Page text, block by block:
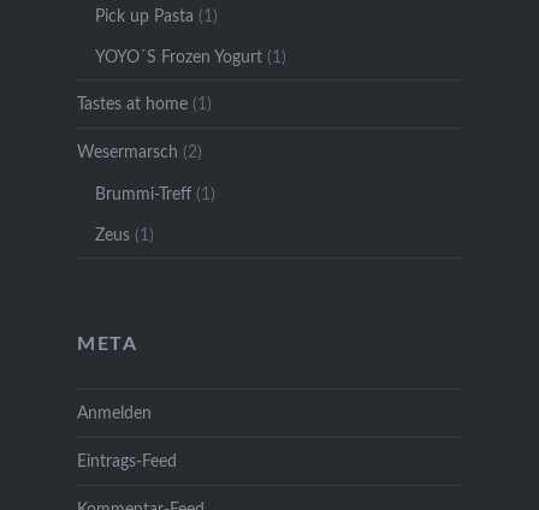
Pick up Pasta (1)
YOYO´S Frozen Yogurt(1)
Tastes at home(1)
Wesermarsch (2)
Brummi-Treff(1)
Zeus(1)
META
Anmelden
Eintrags-Feed